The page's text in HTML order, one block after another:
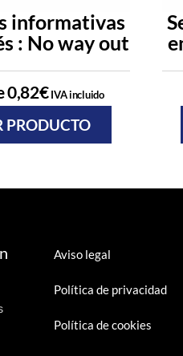
informativas
: No way out
0,82€IVA incluido
PRODUCTO
Aviso legal
Política de privacidad
Política de cookies